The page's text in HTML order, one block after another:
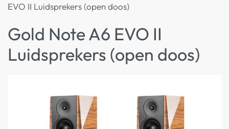
EVO II Luidsprekers (open doos)
Gold Note A6 EVO II
Luidsprekers (open doos)